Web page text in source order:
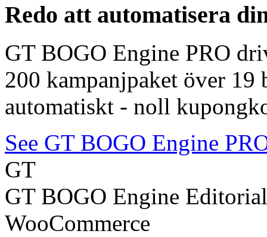
Redo att automatisera
GT BOGO Engine PRO
200 kampanjpaket över 19
automatiskt - noll
See GT BOGO Engine
GT
GT BOGO Engine
WooCommerce